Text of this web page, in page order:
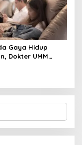
Gaya Hidup
Dokter UMM